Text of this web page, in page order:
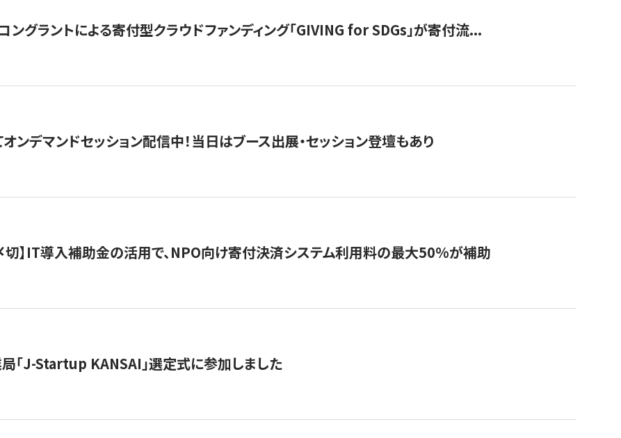
ングラントによる寄付型クラウドファンディング「GIVING for SDGs」が寄付流...
ンデマンドセッション配信中！当日はブース出展・セッション登壇もあり
切】IT導入補助金の活用で、NPO向け寄付決済システム利用料の最大50%が補助
「J-Startup KANSAI」選定式に参加しました